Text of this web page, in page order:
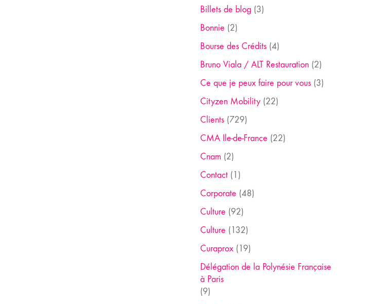
Billets de blog(3)
Bonnie (2)
Bourse des Crédits(4)
Bruno Viala / ALT Restauration(2)
Ce que je peux faire pour vous(3)
Cityzen Mobility(22)
Clients(729)
CMA Ile-de-France (22)
Cnam (2)
Contact(1)
Corporate (48)
Culture (92)
Culture (132)
Curaprox(19)
Délégation de la Polynésie Française
à Paris
(9)